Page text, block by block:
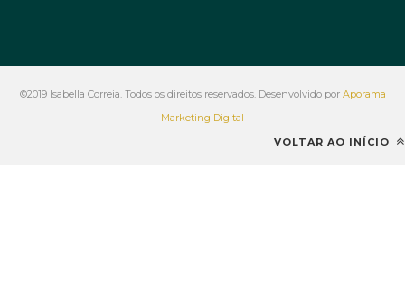
©2019 Isabella Correia. Todos os direitos reservados. Desenvolvido por Aporama
Marketing Digital
VOLTAR AO INÍCIO